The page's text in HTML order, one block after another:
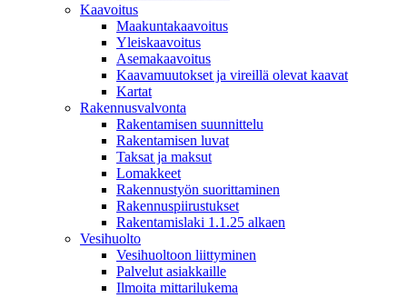
Kaavoitus
Maakuntakaavoitus
Yleiskaavoitus
Asemakaavoitus
Kaavamuutokset ja vireillä olevat kaavat
Kartat
Rakennusvalvonta
Rakentamisen suunnittelu
Rakentamisen luvat
Taksat ja maksut
Lomakkeet
Rakennustyön suorittaminen
Rakennuspiirustukset
Rakentamislaki 1.1.25 alkaen
Vesihuolto
Vesihuoltoon liittyminen
Palvelut asiakkaille
Ilmoita mittarilukema